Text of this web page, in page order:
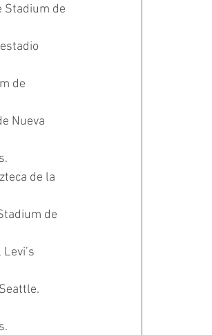
Stadium de
de
Nueva
de la
de